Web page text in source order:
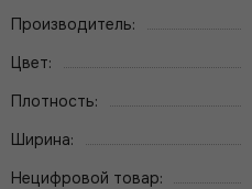
Производитель:
Цвет:
Плотность:
Ширина:
Нецифровой товар: